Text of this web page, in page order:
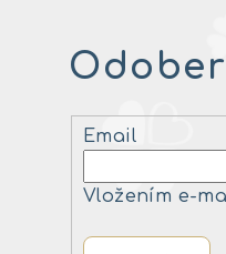
Email
Vložením e-